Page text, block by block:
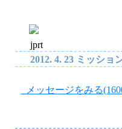
jprt
2012. 4. 23 ミッショ
メッセージをみる